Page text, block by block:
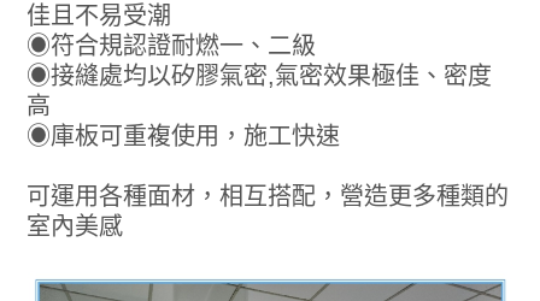
佳且不易受潮
◉符合規認證耐燃一、二級
◉接縫處均以矽膠氣密,氣密效果極佳、密度
高
◉庫板可重複使用，施工快速
可運用各種面材，相互搭配，營造更多種類的
室內美感